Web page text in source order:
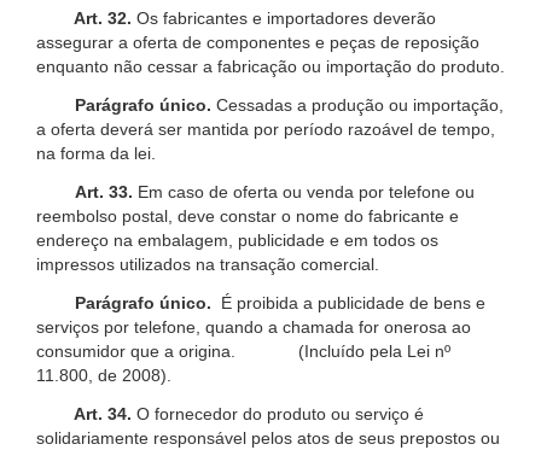
Art. 32. Os fabricantes e importadores deverão
assegurar a oferta de componentes e peças de reposição
enquanto não cessar a fabricação ou importação do produto.
Parágrafo único. Cessadas a produção ou importação,
a oferta deverá ser mantida por período razoável de tempo,
na forma da lei.
Art. 33. Em caso de oferta ou venda por telefone ou
reembolso postal, deve constar o nome do fabricante e
endereço na embalagem, publicidade e em todos os
impressos utilizados na transação comercial.
Parágrafo único.
É proibida a publicidade de bens e
serviços por telefone, quando a chamada for onerosa ao
consumidor que a origina. (Incluído pela Lei nº
11.800, de 2008).
Art. 34. O fornecedor do produto ou serviço é
solidariamente responsável pelos atos de seus prepostos ou